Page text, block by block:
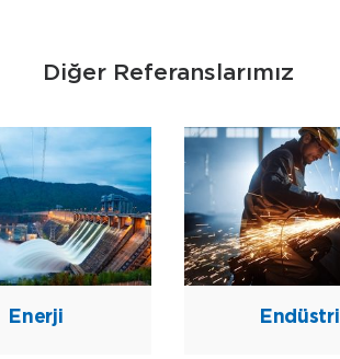
Diğer Referanslarımız
Enerji Endüstri